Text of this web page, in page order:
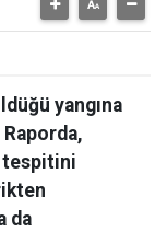
yangına
tespitini
da